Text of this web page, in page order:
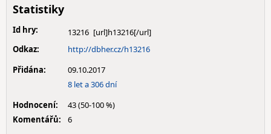
Statistiky
Id hry:
13216
Odkaz:
http://dbher.cz/h13216
Přidána:
09.10.2017
8 let a 306 dní
Hodnocení:
43 (50-100 %)
Komentářů:
6